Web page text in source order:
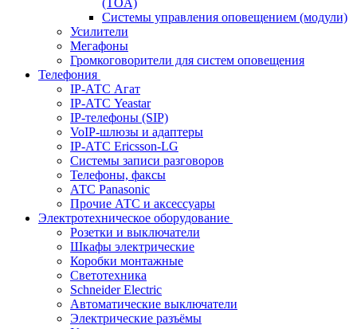
(TOA)
Системы управления оповещением (модули)
Усилители
Мегафоны
Громкоговорители для систем оповещения
Телефония
IP-АТС Агат
IP-АТС Yeastar
IP-телефоны (SIP)
VoIP-шлюзы и адаптеры
IP-АТС Ericsson-LG
Системы записи разговоров
Телефоны, факсы
АТС Panasonic
Прочие АТС и аксессуары
Электротехническое оборудование
Розетки и выключатели
Шкафы электрические
Коробки монтажные
Светотехника
Schneider Electric
Автоматические выключатели
Электрические разъёмы